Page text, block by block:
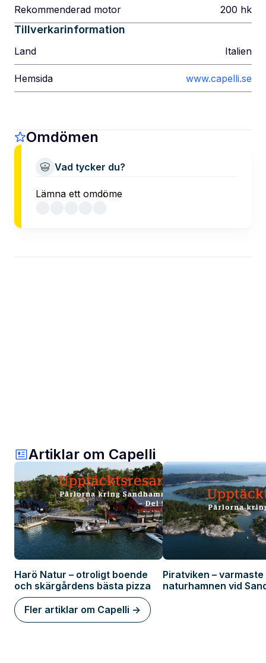
Rekommenderad motor 200 hk
Tillverkarinformation
Land Italien
Hemsida www.capelli.se
Omdömen
Vad tycker du?
Lämna ett omdöme
Artiklar om Capelli
Harö Natur – otroligt boende
och skärgårdens bästa pizza
Piratviken – varmaste
naturhamnen vid
Fler artiklar om Capelli ->